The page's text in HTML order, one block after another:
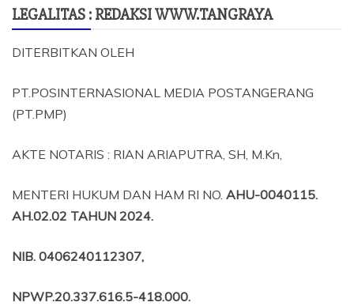
LEGALITAS : REDAKSI WWW.TANGRAYA
DITERBITKAN OLEH
PT.POSINTERNASIONAL MEDIA POSTANGERANG
(PT.PMP)
AKTE NOTARIS : RIAN ARIAPUTRA, SH, M.Kn,
MENTERI HUKUM DAN HAM RI NO. AHU-0040115.
AH.02.02 TAHUN 2024.
NIB. 0406240112307,
NPWP.20.337.616.5-418.000.